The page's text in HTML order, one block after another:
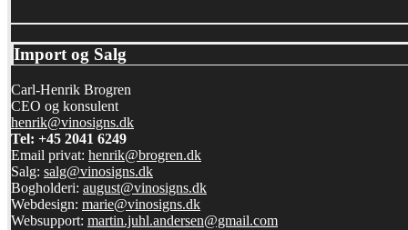
Import og Salg
Carl-Henrik Brogren
CEO og konsulent
henrik@vinosigns.dk
Tel: +45 2041 6249
Email privat: henrik@brogren.dk
Salg: salg@vinosigns.dk
Bogholderi: august@vinosigns.dk
Webdesign: marie@vinosigns.dk
Websupport: martin.juhl.andersen@gmail.com